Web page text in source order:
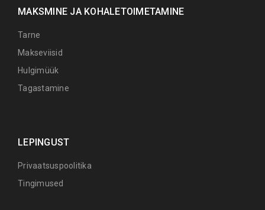
MAKSMINE JA KOHALETOIMETAMINE
Tarne
Makseviisid
Hulgimüük
Tagastamine
LEPINGUST
Privaatsuspoolitika
Tingimused